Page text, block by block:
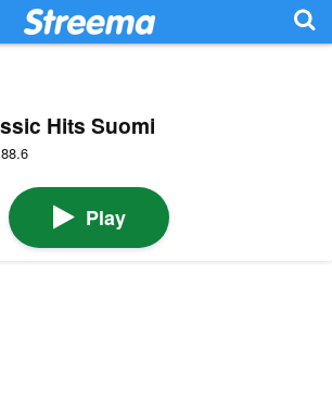
Hits Suomi
Play